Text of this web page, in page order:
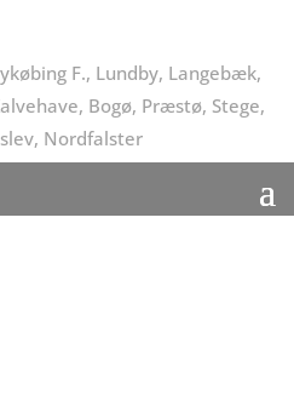
F., Lundby, Langebæk,
Bogø, Præstø, Stege,
Nordfalster